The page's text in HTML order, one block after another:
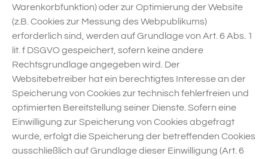
Warenkorbfunktion) oder zur Optimierung der Website
(z.B. Cookies zur Messung des Webpublikums)
erforderlich sind, werden auf Grundlage von Art. 6 Abs. 1
lit. f DSGVO gespeichert, sofern keine andere
Rechtsgrundlage angegeben wird. Der
Websitebetreiber hat ein berechtigtes Interesse an der
Speicherung von Cookies zur technisch fehlerfreien und
optimierten Bereitstellung seiner Dienste. Sofern eine
Einwilligung zur Speicherung von Cookies abgefragt
wurde, erfolgt die Speicherung der betreffenden Cookies
ausschließlich auf Grundlage dieser Einwilligung (Art. 6